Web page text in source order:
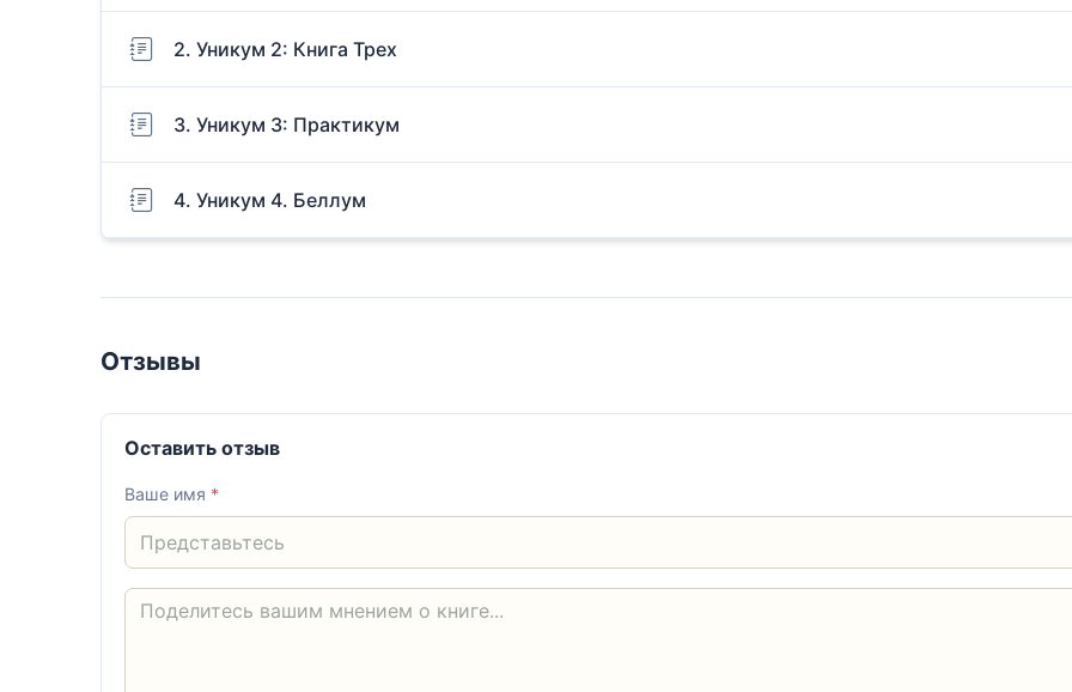
2. Уникум 2: Книга Трех
3. Уникум 3: Практикум
4. Уникум 4. Беллум
Отзывы
Оставить отзыв
Ваше имя *